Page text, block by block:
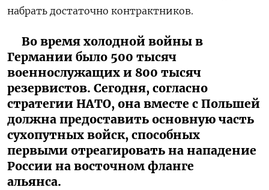
набрать достаточно контрактников.
Во время холодной войны в
Германии было 500 тысяч
военнослужащих и 800 тысяч
резервистов. Сегодня, согласно
стратегии НАТО, она вместе с Польшей
должна предоставить основную часть
сухопутных войск, способных
первыми отреагировать на нападение
России на восточном фланге
альянса.